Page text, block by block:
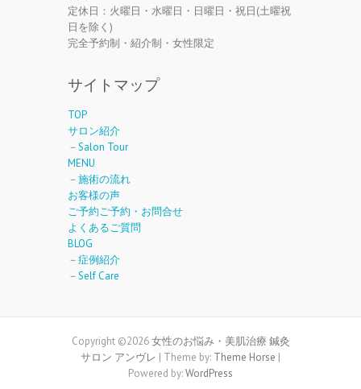
定休日：火曜日・水曜日・日曜日・祝日(土曜祝
日を除く)
完全予約制・紹介制・女性限定
サイトマップ
TOP
サロン紹介
－Salon Tour
MENU
－施術の流れ
お客様の声
ご予約ご予約・お問合せ
よくあるご質問
BLOG
－症例紹介
－Self Care
Copyright ©2026女性のお悩み・美肌治療 鍼灸
サロン アンヴレ | Theme by: Theme Horse |
Powered by:WordPress